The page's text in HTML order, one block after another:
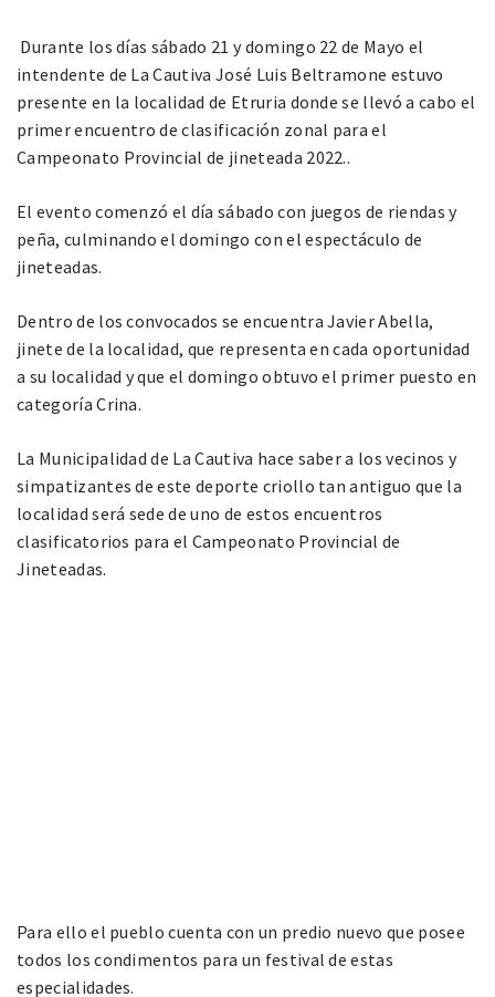
Durante los días sábado 21 y domingo 22 de Mayo el
intendente de La Cautiva José Luis Beltramone estuvo
presente en la localidad de Etruria donde se llevó a cabo el
primer encuentro de clasificación zonal para el
Campeonato Provincial de jineteada 2022..
El evento comenzó el día sábado con juegos de riendas y
peña, culminando el domingo con el espectáculo de
jineteadas.
Dentro de los convocados se encuentra Javier Abella,
jinete de la localidad, que representa en cada oportunidad
a su localidad y que el domingo obtuvo el primer puesto en
categoría Crina.
La Municipalidad de La Cautiva hace saber a los vecinos y
simpatizantes de este deporte criollo tan antiguo que la
localidad será sede de uno de estos encuentros
clasificatorios para el Campeonato Provincial de
Jineteadas.
Para ello el pueblo cuenta con un predio nuevo que posee
todos los condimentos para un festival de estas
especialidades.